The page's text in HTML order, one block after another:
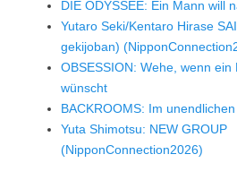
DIE ODYSSEE: Ein Mann will
Yutaro Seki/Kentaro Hirase
gekijoban)
OBSESSION: Wehe, wenn ein
wünscht
BACKROOMS: Im
Yuta Shimotsu: NEW GROUP
(NipponConnection2026)